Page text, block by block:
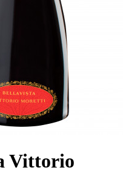
Vittorio